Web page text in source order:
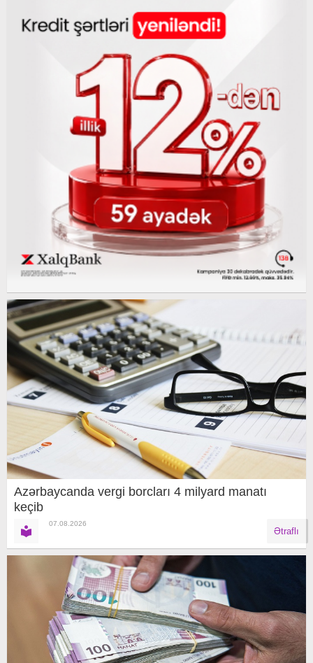
Azərbaycanda vergi borcları 4 milyard manatı
keçib
07.08.2026
Ətraflı